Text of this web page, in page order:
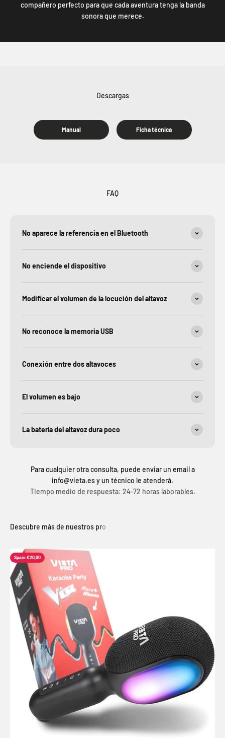
compañero perfecto para que cada aventura tenga la banda
sonora que merece.
Manual Ficha técnica
FAQ
No aparece la referencia en el Bluetooth
No enciende el dispositivo
Modificar el volumen de la locución del altavoz
No reconoce la memoria USB
Conexión entre dos altavoces
El volumen es bajo
La batería del altavoz dura poco
Para cualquier otra consulta, puede enviar un email a
info@vieta.es y un técnico le atenderá.
Tiempo medio de respuesta: 24-72 horas laborables.
Spare €20,00